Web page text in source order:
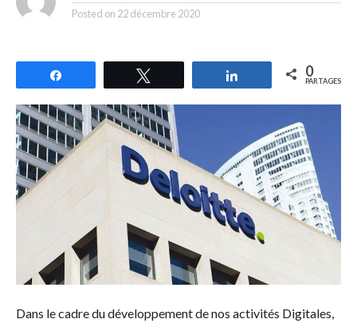
Posted on 22 décembre 2020
Partagez 0
PARTAGES
Dans le cadre du développement de nos activités Digitales,